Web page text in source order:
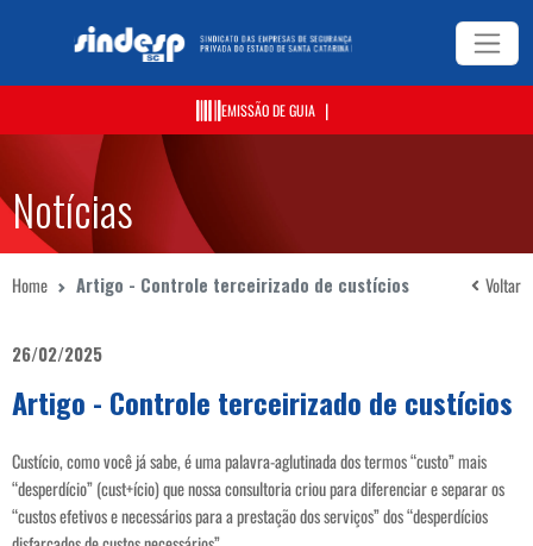
EMISSÃO DE GUIA |
Notícias
Home Artigo - Controle terceirizado de custícios Voltar
26/02/2025
Artigo - Controle terceirizado de custícios
Custício, como você já sabe, é uma palavra-aglutinada dos termos “custo” mais
“desperdício” (cust+ício) que nossa consultoria criou para diferenciar e separar os
“custos efetivos e necessários para a prestação dos serviços” dos “desperdícios